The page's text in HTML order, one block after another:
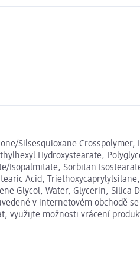
Silsesquioxane
Hydroxystearate,
Sorbitan
Acid,
Glycol, Water, Glycerin, Silica
v internetovém
využijte možnosti vrácení